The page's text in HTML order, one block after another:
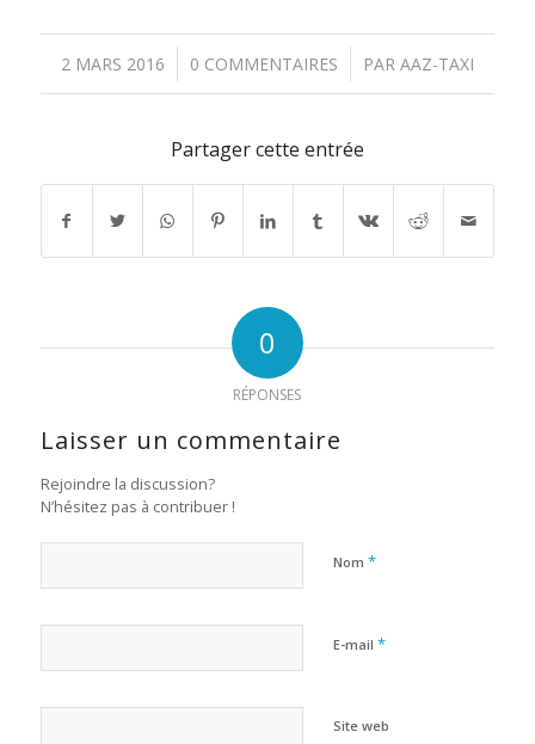
2 MARS 2016
/ 0 COMMENTAIRES
/ PAR AAZ-TAXI
Partager cette entrée
0
RÉPONSES
Laisser un commentaire
Rejoindre la discussion?
N’hésitez pas à contribuer !
Nom *
E-mail *
Site web